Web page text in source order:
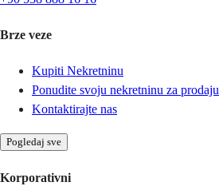
Brze veze
Kupiti Nekretninu
Ponudite svoju nekretninu za prodaju
Kontaktirajte nas
Pogledaj sve
Korporativni